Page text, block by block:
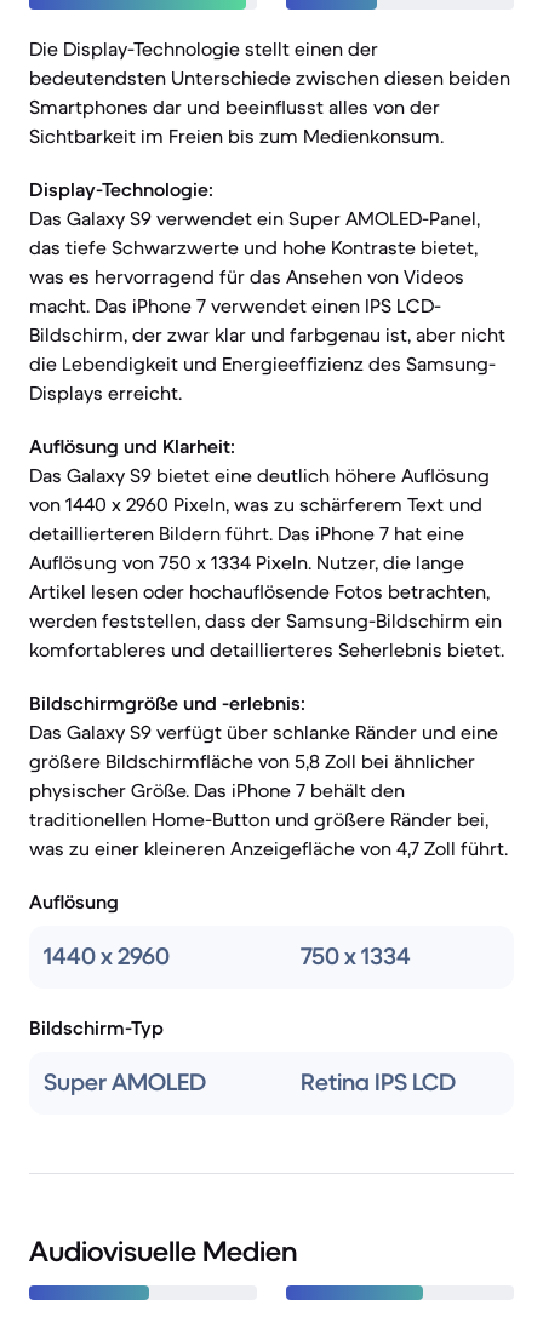
Die Display-Technologie stellt einen der
bedeutendsten Unterschiede zwischen diesen beiden
Smartphones dar und beeinflusst alles von der
Sichtbarkeit im Freien bis zum Medienkonsum.
Display-Technologie:
Das Galaxy S9 verwendet ein Super AMOLED-Panel,
das tiefe Schwarzwerte und hohe Kontraste bietet,
was es hervorragend für das Ansehen von Videos
macht. Das iPhone 7 verwendet einen IPS LCD-
Bildschirm, der zwar klar und farbgenau ist, aber nicht
die Lebendigkeit und Energieeffizienz des Samsung-
Displays erreicht.
Auflösung und Klarheit:
Das Galaxy S9 bietet eine deutlich höhere Auflösung
von 1440 x 2960 Pixeln, was zu schärferem Text und
detaillierteren Bildern führt. Das iPhone 7 hat eine
Auflösung von 750 x 1334 Pixeln. Nutzer, die lange
Artikel lesen oder hochauflösende Fotos betrachten,
werden feststellen, dass der Samsung-Bildschirm ein
komfortableres und detaillierteres Seherlebnis bietet.
Bildschirmgröße und -erlebnis:
Das Galaxy S9 verfügt über schlanke Ränder und eine
größere Bildschirmfläche von 5,8 Zoll bei ähnlicher
physischer Größe. Das iPhone 7 behält den
traditionellen Home-Button und größere Ränder bei,
was zu einer kleineren Anzeigefläche von 4,7 Zoll führt.
Auflösung
1440 x 2960 750 x 1334
Bildschirm-Typ
Super AMOLED Retina IPS LCD
Audiovisuelle Medien